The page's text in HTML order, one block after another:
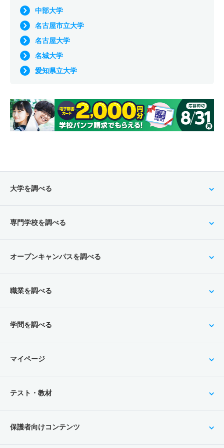
中部大学
名古屋市立大学
名古屋大学
名城大学
愛知県立大学
大学を調べる
専門学校を調べる
オープンキャンパスを調べる
職業を調べる
学問を調べる
マイページ
テスト・教材
保護者向けコンテンツ